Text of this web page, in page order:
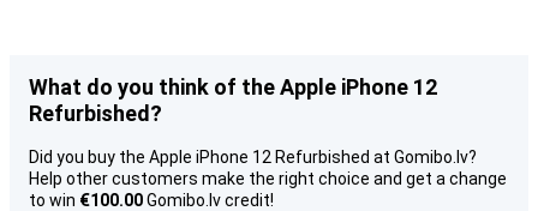
What do you think of the Apple iPhone 12
Refurbished?
Did you buy the Apple iPhone 12 Refurbished at Gomibo.lv?
Help other customers make the right choice and get a change
to win €100.00Gomibo.lv credit!